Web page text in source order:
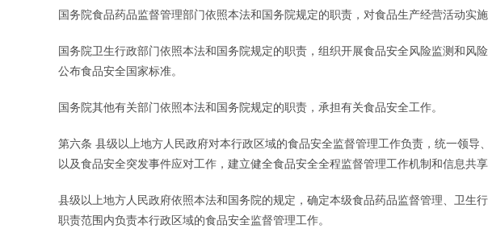
国务院食品药品监督管理部门依照本法和国务院规定的职责，对食品生产经营活动实施
国务院卫生行政部门依照本法和国务院规定的职责，组织开展食品安全风险监测和风
公布食品安全国家标准。
国务院其他有关部门依照本法和国务院规定的职责，承担有关食品安全工作。
第六条 县级以上地方人民政府对本行政区域的食品安全监督管理工作负责，统一领
以及食品安全突发事件应对工作，建立健全食品安全全程监督管理工作机制和信息共享
县级以上地方人民政府依照本法和国务院的规定，确定本级食品药品监督管理、卫生
职责范围内负责本行政区域的食品安全监督管理工作。